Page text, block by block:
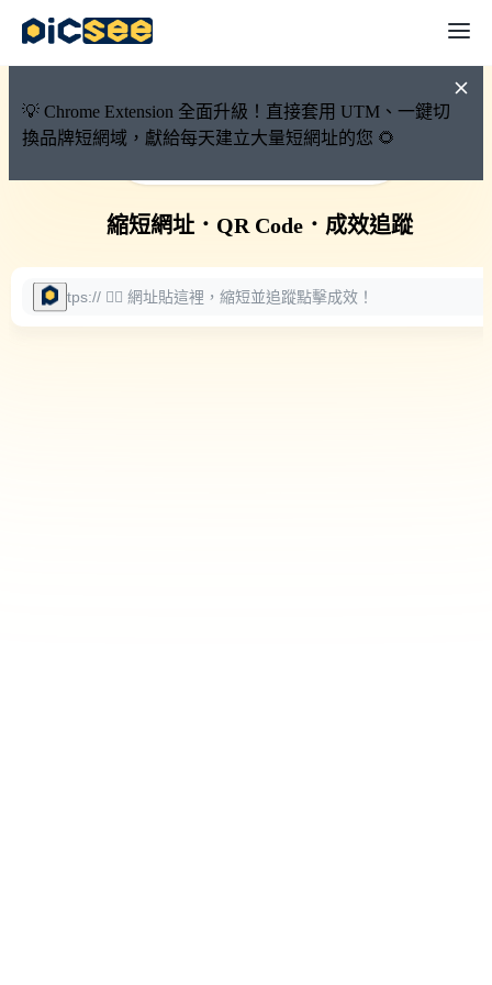
💡 Chrome Extension 全面升級！直接套用 UTM、一鍵切
換品牌短網域，獻給每天建立大量短網址的您 🌻
🚀 PicSee 短網址永久有效
縮短網址． QR Code． 成效追蹤